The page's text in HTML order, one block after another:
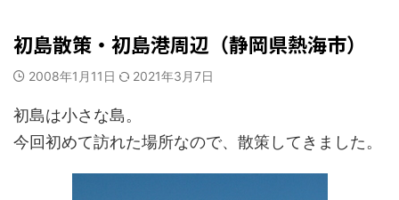
初島散策・初島港周辺（静岡県熱海市）
2008年1月11日 2021年3月7日
初島は小さな島。
今回初めて訪れた場所なので、散策してきました。